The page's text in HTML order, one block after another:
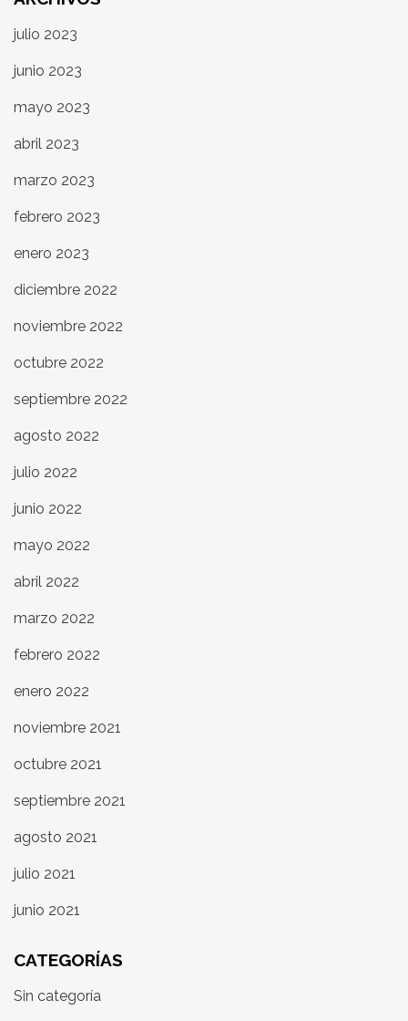
julio 2023
junio 2023
mayo 2023
abril 2023
marzo 2023
febrero 2023
enero 2023
diciembre 2022
noviembre 2022
octubre 2022
septiembre 2022
agosto 2022
julio 2022
junio 2022
mayo 2022
abril 2022
marzo 2022
febrero 2022
enero 2022
noviembre 2021
octubre 2021
septiembre 2021
agosto 2021
julio 2021
junio 2021
CATEGORÍAS
Sin categoría